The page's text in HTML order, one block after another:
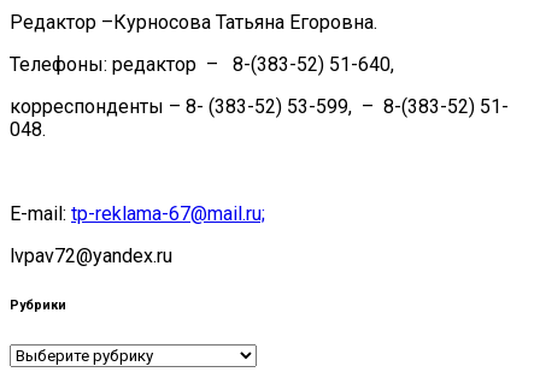
Редактор –Курносова Татьяна Егоровна.
Телефоны: редактор – 8-(383-52) 51-640,
корреспонденты – 8- (383-52) 53-599, – 8-(383-52) 51-
048.
E-mail: tp-reklama-67@mail.ru;
lvpav72@yandex.ru
Рубрики
Рубрики